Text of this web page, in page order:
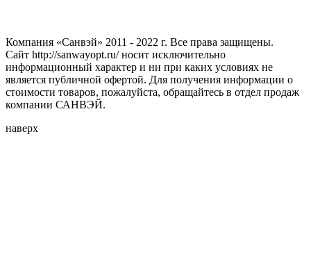
Компания «Санвэй» 2011 - 2022 г. Все права защищены.
Сайт http://sanwayopt.ru/ носит исключительно
информационный характер и ни при каких условиях не
является публичной офертой. Для получения информации о
стоимости товаров, пожалуйста, обращайтесь в отдел продаж
компании САНВЭЙ.
наверх